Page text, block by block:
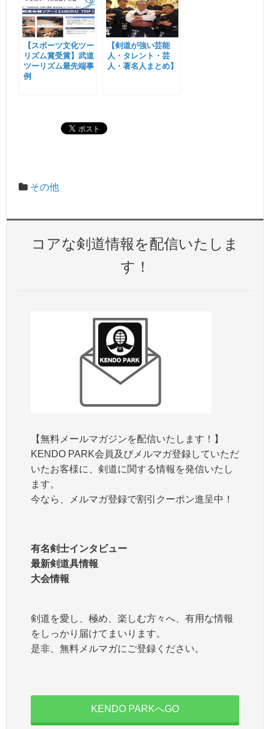
【スポーツ文化ツー
リズム賞受賞】武道
ツーリズム最先端事
例
【剣道が強い芸能
人・タレント・芸
人・著名人まとめ】
その他
コアな剣道情報を配信いたしま
す！
【無料メールマガジンを配信いたします！】
KENDO PARK会員及びメルマガ登録していただ
いたお客様に、剣道に関する情報を発信いたし
ます。
今なら、メルマガ登録で割引クーポン進呈中！
有名剣士インタビュー
最新剣道具情報
大会情報
剣道を愛し、極め、楽しむ方々へ、有用な情報
をしっかり届けてまいります。
是非、無料メルマガにご登録ください。
KENDO PARKへGO